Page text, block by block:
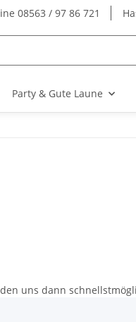
08563 / 97 86 721
Party & Gute Laune
uns dann